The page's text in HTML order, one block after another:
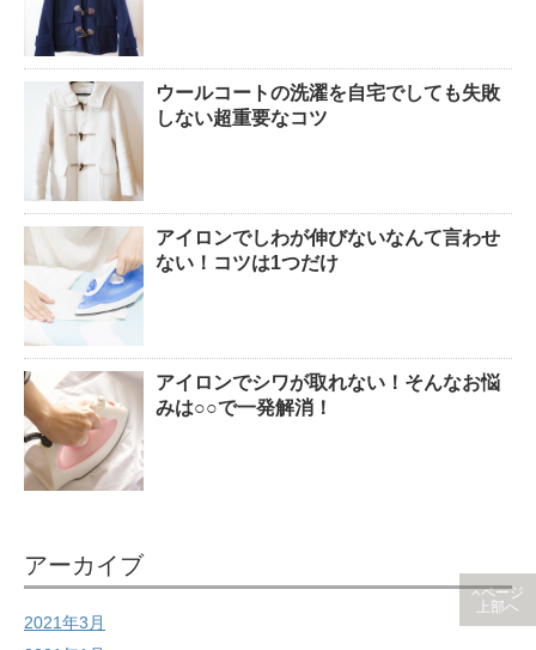
ウールコートの洗濯を自宅でしても失敗
しない超重要なコツ
アイロンでしわが伸びないなんて言わせ
ない！コツは1つだけ
アイロンでシワが取れない！そんなお悩
みは○○で一発解消！
アーカイブ
2021年3月
ページ
上部へ